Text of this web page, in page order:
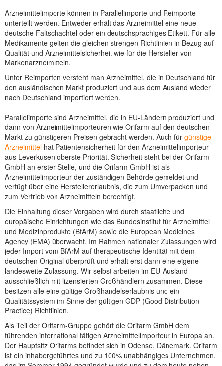
Arzneimittelimporte können in Parallelimporte und Reimporte
unterteilt werden. Entweder erhält das Arzneimittel eine neue
deutsche Faltschachtel oder ein deutschsprachiges Etikett. Für alle
Medikamente gelten die gleichen strengen Richtlinien in Bezug auf
Qualität und Arzneimittelsicherheit wie für die Hersteller von
Markenarzneimitteln.
Unter Reimporten versteht man Arzneimittel, die in Deutschland für
den ausländischen Markt produziert und aus dem Ausland wieder
nach Deutschland importiert werden.
Parallelimporte sind Arzneimittel, die in EU-Ländern produziert und
dann von Arzneimittelimporteuren wie Orifarm auf den deutschen
Markt zu günstigeren Preisen gebracht werden. Auch für günstige
Arzneimittel hat Patientensicherheit für den Arzneimittelimporteur
aus Leverkusen oberste Priorität. Sicherheit steht bei der Orifarm
GmbH an erster Stelle, und die Orifarm GmbH ist als
Arzneimittelimporteur der zuständigen Behörde gemeldet und
verfügt über eine Herstellererlaubnis, die zum Umverpacken und
zum Vertrieb von Arzneimitteln berechtigt.
Die Einhaltung dieser Vorgaben wird durch staatliche und
europäische Einrichtungen wie das Bundesinstitut für Arzneimittel
und Medizinprodukte (BfArM) sowie die European Medicines
Agency (EMA) überwacht. Im Rahmen nationaler Zulassungen wird
jeder Import vom BfArM auf therapeutische Identität mit dem
deutschen Original überprüft und erhält erst dann eine eigene
landesweite Zulassung. Wir selbst arbeiten im EU-Ausland
ausschließlich mit lizensierten Großhändlern zusammen. Diese
besitzen alle eine gültige Großhandelserlaubnis und ein
Qualitätssystem im Sinne der gültigen GDP (Good Distribution
Practice) Richtlinien.
Als Teil der Orifarm-Gruppe gehört die Orifarm GmbH dem
führenden international tätigen Arzneimittelimporteur in Europa an.
Der Hauptsitz Orifarms befindet sich in Odense, Dänemark. Orifarm
ist ein inhabergeführtes und zu 100% unabhängiges Unternehmen,